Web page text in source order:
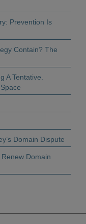
Prevention Is
Contain? The
A Tentative
Domain Dispute
Domain